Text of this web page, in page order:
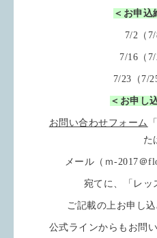
＜お申込
7/2（7/
7/16（7/
7/23（7/
＜お申し
お問い合わせフォーム
た
メール（ｍ-2017＠
宛てに、「レッ
ご記載の上お申し
公式ラインからもお問